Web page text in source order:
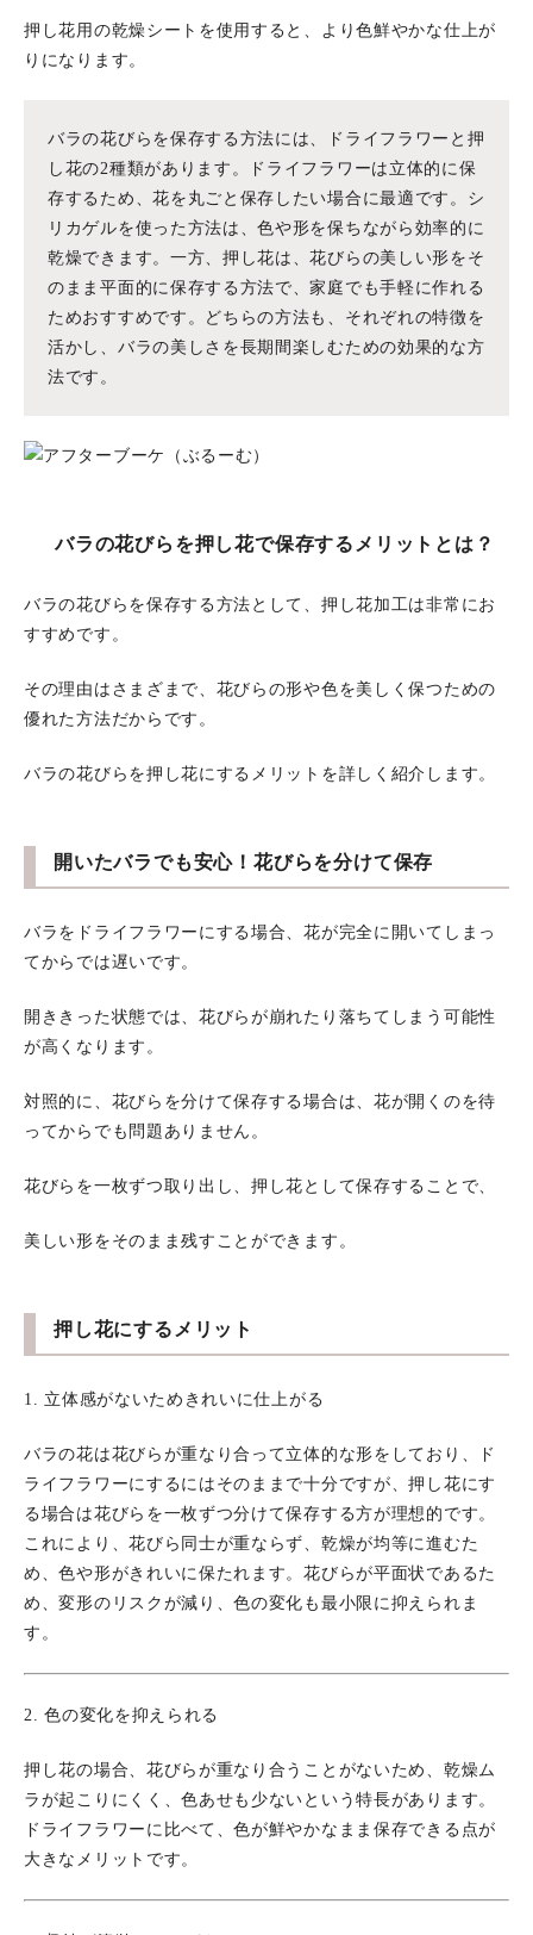
押し花用の乾燥シートを使用すると、より色鮮やかな仕上が
りになります。
バラの花びらを保存する方法には、ドライフラワーと押
し花の2種類があります。ドライフラワーは立体的に保
存するため、花を丸ごと保存したい場合に最適です。シ
リカゲルを使った方法は、色や形を保ちながら効率的に
乾燥できます。一方、押し花は、花びらの美しい形をそ
のまま平面的に保存する方法で、家庭でも手軽に作れる
ためおすすめです。どちらの方法も、それぞれの特徴を
活かし、バラの美しさを長期間楽しむための効果的な方
法です。
バラの花びらを押し花で保存するメリットとは？
バラの花びらを保存する方法として、押し花加工は非常にお
すすめです。
その理由はさまざまで、花びらの形や色を美しく保つための
優れた方法だからです。
バラの花びらを押し花にするメリットを詳しく紹介します。
開いたバラでも安心！花びらを分けて保存
バラをドライフラワーにする場合、花が完全に開いてしまっ
てからでは遅いです。
開ききった状態では、花びらが崩れたり落ちてしまう可能性
が高くなります。
対照的に、花びらを分けて保存する場合は、花が開くのを待
ってからでも問題ありません。
花びらを一枚ずつ取り出し、押し花として保存することで、
美しい形をそのまま残すことができます。
押し花にするメリット
1. 立体感がないためきれいに仕上がる
バラの花は花びらが重なり合って立体的な形をしており、ド
ライフラワーにするにはそのままで十分ですが、押し花にす
る場合は花びらを一枚ずつ分けて保存する方が理想的です。
これにより、花びら同士が重ならず、乾燥が均等に進むた
め、色や形がきれいに保たれます。花びらが平面状であるた
め、変形のリスクが減り、色の変化も最小限に抑えられま
す。
2. 色の変化を抑えられる
押し花の場合、花びらが重なり合うことがないため、乾燥ム
ラが起こりにくく、色あせも少ないという特長があります。
ドライフラワーに比べて、色が鮮やかなまま保存できる点が
大きなメリットです。